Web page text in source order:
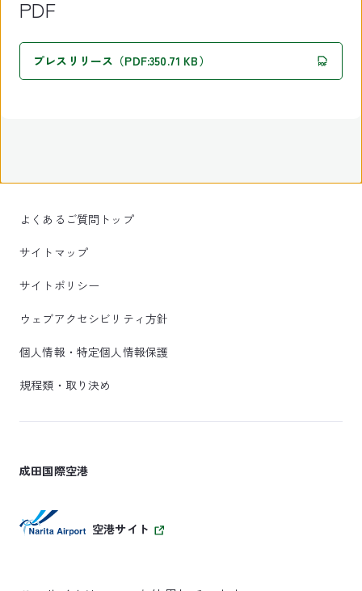
PDF
プレスリリース（PDF:350.71 KB）
よくあるご質問トップ
サイトマップ
サイトポリシー
ウェブアクセシビリティ方針
個人情報・特定個人情報保護
規程類・取り決め
成田国際空港
空港サイト